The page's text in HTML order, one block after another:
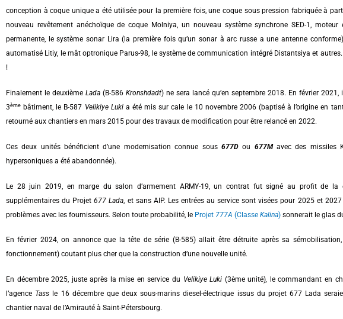
conception à coque unique a été utilisée pour la première fois, une coque sous pression fabriquée à
nouveau revêtement anéchoïque de coque Molniya, un nouveau système synchrone SED-1,
permanente, le système sonar Lira (la première fois qu’un sonar à arc russe a une antenne
automatisé Litiy, le mât optronique Parus-98, le système de communication intégré Distantsiya et
!
Finalement le deuxièmeLada (B-586 Kronshdadt) ne sera lancé qu’en septembre 2018. En février
3ème bâtiment, le B-587 Velikiye Lukia été mis sur cale le 10 novembre 2006 (baptisé à l’origine en
retourné aux chantiers en mars 2015 pour des travaux de modification pour être relancé en 2022.
Ces deux unités bénéficient d’une modernisation connue sous 677Dou 677Mavec des missiles
hypersoniques a été abandonnée).
Le 28 juin 2019, en marge du salon d’armement ARMY-19, un contrat fut signé au profit de la
supplémentaires du Projet677 Lada , et sans AIP. Les entrées au service sont visées pour 2025 et
problèmes avec les fournisseurs. Selon toute probabilité, le Projet 777A (Classe Kalina) son­nerait le glas
En février 2024, on annonce que la tête de série (B-585) allait être détruite après sa
fonctionnement) coutant plus cher que la construction d’une nouvelle unité.
En décembre 2025, juste après la mise en service du Velikiye Luki (3ème unité), le commandant en
l’agence Tass le 16 décembre que deux sous-marins diesel-électrique issus du projet 677 Lada
chantier naval de l’Amirauté à Saint-Pétersbourg.